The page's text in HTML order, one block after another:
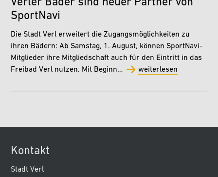
Verler Bäder sind neuer Partner von
SportNavi
Die Stadt Verl erweitert die Zugangsmöglichkeiten zu
ihren Bädern: Ab Samstag, 1. August, können SportNavi-
Mitglieder ihre Mitgliedschaft auch für den Eintritt in das
Freibad Verl nutzen. Mit Beginn…
weiterlesen
Kontakt
Stadt Verl